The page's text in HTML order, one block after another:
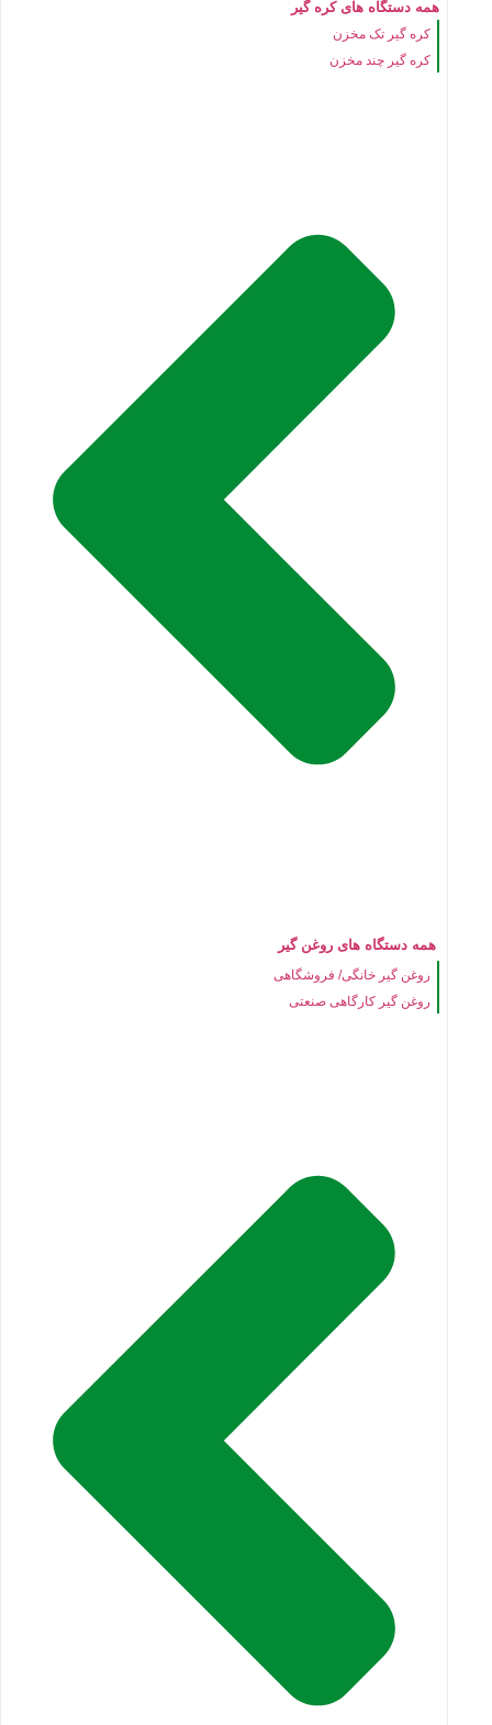
همه دستگاه های کره گیر
کره گیر تک مخزن
کره گیر چند مخزن
همه دستگاه های روغن گیر
روغن گیر خانگی/ فروشگاهی
روغن گیر کارگاهی صنعتی